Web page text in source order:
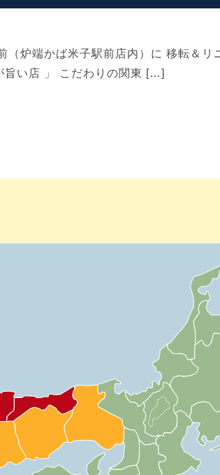
炉端かば米子駅前店内）に 移転＆リ
旨い店 」 こだわりの関東 […]